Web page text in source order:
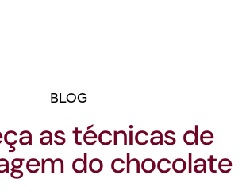
BLOG
as técnicas de
do chocolate